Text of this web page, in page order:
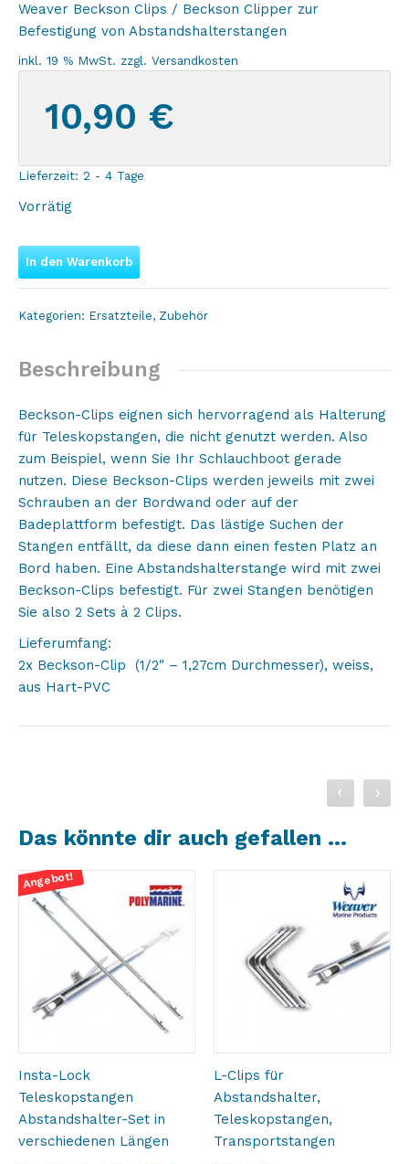
Weaver Beckson Clips / Beckson Clipper zur
Befestigung von Abstandshalterstangen
inkl. 19 % MwSt. zzgl. Versandkosten
10,90 €
Lieferzeit: 2 - 4 Tage
Vorrätig
In den Warenkorb
Kategorien: Ersatzteile, Zubehör
Beschreibung
Beckson-Clips eignen sich hervorragend als Halterung
für Teleskopstangen, die nicht genutzt werden. Also
zum Beispiel, wenn Sie Ihr Schlauchboot gerade
nutzen. Diese Beckson-Clips werden jeweils mit zwei
Schrauben an der Bordwand oder auf der
Badeplattform befestigt. Das lästige Suchen der
Stangen entfällt, da diese dann einen festen Platz an
Bord haben. Eine Abstandshalterstange wird mit zwei
Beckson-Clips befestigt. Für zwei Stangen benötigen
Sie also 2 Sets à 2 Clips.
Lieferumfang:
2x Beckson-Clip (1/2″ – 1,27cm Durchmesser), weiss,
aus Hart-PVC
Das könnte dir auch gefallen …
Angebot!
Insta-Lock
Teleskopstangen
Abstandshalter-Set in
verschiedenen Längen
L-Clips für
Abstandshalter,
Teleskopstangen,
Transportstangen